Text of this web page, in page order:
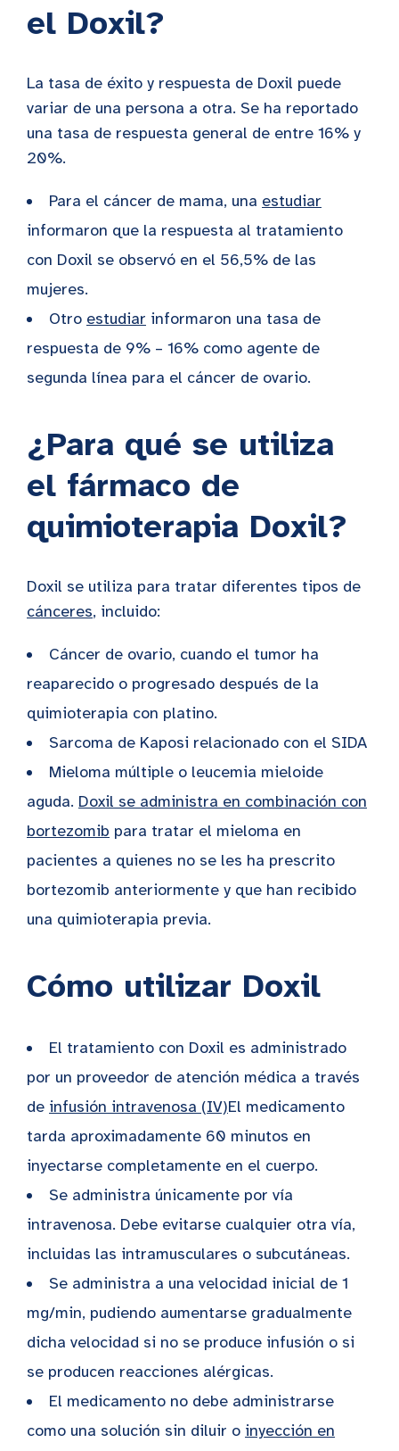
el Doxil?
La tasa de éxito y respuesta de Doxil puede
variar de una persona a otra. Se ha reportado
una tasa de respuesta general de entre 16% y
20%.
Para el cáncer de mama, una estudiar
informaron que la respuesta al tratamiento
con Doxil se observó en el 56,5% de las
mujeres.
Otro estudiar informaron una tasa de
respuesta de 9% – 16% como agente de
segunda línea para el cáncer de ovario.
¿Para qué se utiliza
el fármaco de
quimioterapia Doxil?
Doxil se utiliza para tratar diferentes tipos de
cánceres, incluido:
Cáncer de ovario, cuando el tumor ha
reaparecido o progresado después de la
quimioterapia con platino.
Sarcoma de Kaposi relacionado con el SIDA
Mieloma múltiple o leucemia mieloide
aguda. Doxil se administra en combinación con
bortezomib para tratar el mieloma en
pacientes a quienes no se les ha prescrito
bortezomib anteriormente y que han recibido
una quimioterapia previa.
Cómo utilizar Doxil
El tratamiento con Doxil es administrado
por un proveedor de atención médica a través
de infusión intravenosa (IV)El medicamento
tarda aproximadamente 60 minutos en
inyectarse completamente en el cuerpo.
Se administra únicamente por vía
intravenosa. Debe evitarse cualquier otra vía,
incluidas las intramusculares o subcutáneas.
Se administra a una velocidad inicial de 1
mg/min, pudiendo aumentarse gradualmente
dicha velocidad si no se produce infusión o si
se producen reacciones alérgicas.
El medicamento no debe administrarse
como una solución sin diluir o inyección en